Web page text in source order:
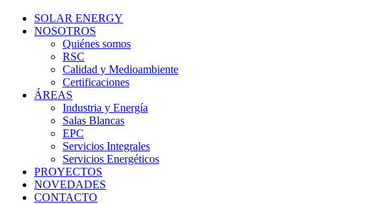
SOLAR ENERGY
NOSOTROS
Quiénes somos
RSC
Calidad y Medioambiente
Certificaciones
ÁREAS
Industria y Energía
Salas Blancas
EPC
Servicios Integrales
Servicios Energéticos
PROYECTOS
NOVEDADES
CONTACTO